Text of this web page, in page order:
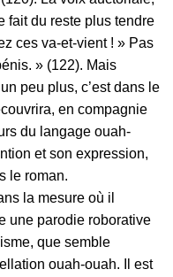
fait du reste plus tendre
ces va-et-vient ! » Pas
» (122). Mais
peu plus, c’est dans le
en compagnie
du langage ouah-
et son expression,
le roman.
la mesure où il
une parodie roborative
que semble
ouah-ouah. Il est